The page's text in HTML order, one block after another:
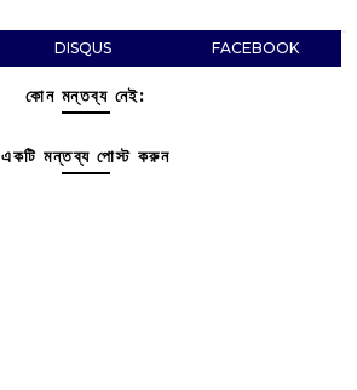
DISQUS FACEBOOK
কোন মন্তব্য নেই:
একটি মন্তব্য পোস্ট করুন